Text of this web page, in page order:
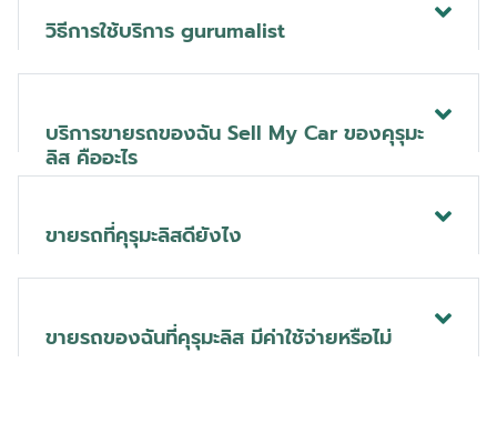
วิธีการใช้บริการ gurumalist
บริการขายรถของฉัน Sell My Car ของคุรุมะ
ลิส คืออะไร
ขายรถที่คุรุมะลิสดียังไง
ขายรถของฉันที่คุรุมะลิส มีค่าใช้จ่ายหรือไม่